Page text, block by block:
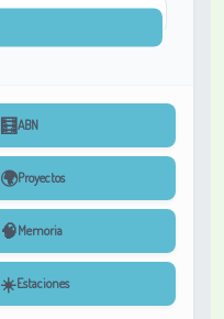
🧮ABN
🌍Proyectos
🧠Memoria
☀️Estaciones